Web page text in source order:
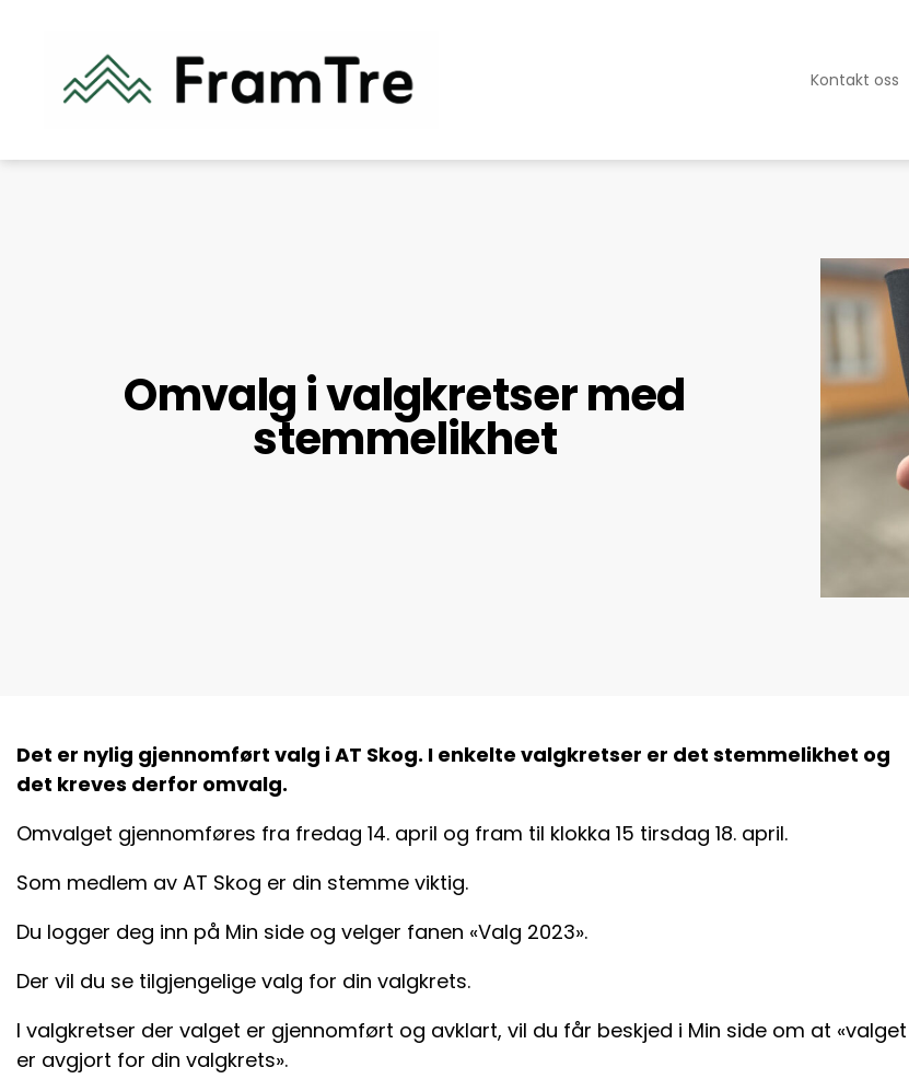
Kontakt oss
Omvalg i valgkretser med
stemmelikhet
Det er nylig gjennomført valg i AT Skog. I enkelte valgkretser er det stemmelikhet og
det kreves derfor omvalg.
Omvalget gjennomføres fra fredag 14. april og fram til klokka 15 tirsdag 18. april.
Som medlem av AT Skog er din stemme viktig.
Du logger deg inn på Min side og velger fanen «Valg 2023».
Der vil du se tilgjengelige valg for din valgkrets.
I valgkretser der valget er gjennomført og avklart, vil du får beskjed i Min side om at «valget
er avgjort for din valgkrets».